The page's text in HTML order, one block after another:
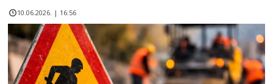
10.06.2026. | 16:56